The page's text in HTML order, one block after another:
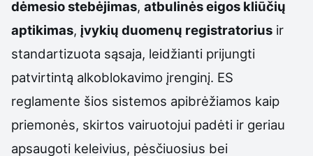
dėmesio stebėjimas, atbulinės eigos kliūčių
aptikimas, įvykių duomenų registratorius ir
standartizuota sąsaja, leidžianti prijungti
patvirtintą alkoblokavimo įrenginį. ES
reglamente šios sistemos apibrėžiamos kaip
priemonės, skirtos vairuotojui padėti ir geriau
apsaugoti keleivius, pėsčiuosius bei